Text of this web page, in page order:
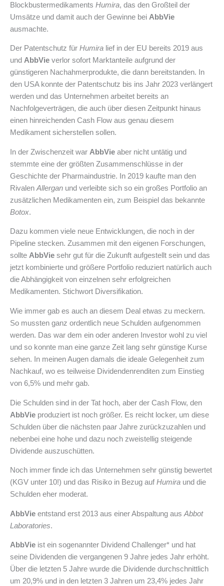
Blockbustermedikaments Humira, das den Großteil der
Umsätze und damit auch der Gewinne bei AbbVie
ausmachte.
Der Patentschutz für Humira lief in der EU bereits 2019 aus
und AbbVie verlor sofort Marktanteile aufgrund der
günstigeren Nachahmerprodukte, die dann bereitstanden. In
den USA konnte der Patentschutz bis ins Jahr 2023 verlängert
werden und das Unternehmen arbeitet bereits an
Nachfolgeverträgen, die auch über diesen Zeitpunkt hinaus
einen hinreichenden Cash Flow aus genau diesem
Medikament sicherstellen sollen.
In der Zwischenzeit war AbbVie aber nicht untätig und
stemmte eine der größten Zusammenschlüsse in der
Geschichte der Pharmaindustrie. In 2019 kaufte man den
Rivalen Allergan und verleibte sich so ein großes Portfolio an
zusätzlichen Medikamenten ein, zum Beispiel das bekannte
Botox.
Dazu kommen viele neue Entwicklungen, die noch in der
Pipeline stecken. Zusammen mit den eigenen Forschungen,
sollte AbbVie sehr gut für die Zukunft aufgestellt sein und das
jetzt kombinierte und größere Portfolio reduziert natürlich auch
die Abhängigkeit von einzelnen sehr erfolgreichen
Medikamenten. Stichwort Diversifikation.
Wie immer gab es auch an diesem Deal etwas zu meckern.
So mussten ganz ordentlich neue Schulden aufgenommen
werden. Das war dem ein oder anderen Investor wohl zu viel
und so konnte man eine ganze Zeit lang sehr günstige Kurse
sehen. In meinen Augen damals die ideale Gelegenheit zum
Nachkauf, wo es teilweise Dividendenrenditen zum Einstieg
von 6,5% und mehr gab.
Die Schulden sind in der Tat hoch, aber der Cash Flow, den
AbbVie produziert ist noch größer. Es reicht locker, um diese
Schulden über die nächsten paar Jahre zurückzuzahlen und
nebenbei eine hohe und dazu noch zweistellig steigende
Dividende auszuschütten.
Noch immer finde ich das Unternehmen sehr günstig bewertet
(KGV unter 10!) und das Risiko in Bezug auf Humira und die
Schulden eher moderat.
AbbVie entstand erst 2013 aus einer Abspaltung aus Abbot
Laboratories.
AbbVie ist ein sogenannter Dividend Challenger* und hat
seine Dividenden die vergangenen 9 Jahre jedes Jahr erhöht.
Über die letzten 5 Jahre wurde die Dividende durchschnittlich
um 20,9% und in den letzten 3 Jahren um 23,4% jedes Jahr